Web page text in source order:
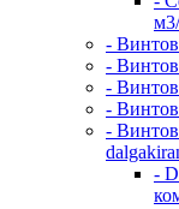
-
-
-
-
-
-